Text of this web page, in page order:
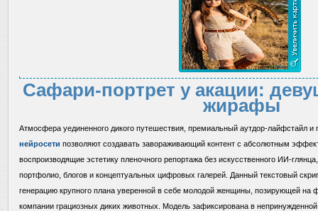
Сафари-портрет у акации:
жирафы
Атмосфера уединенного дикого путешествия, премиальный аутдор-лайфстайл и
нейросети позволяют создавать завораживающий контент с абсолютным
воспроизводящие эстетику пленочного репортажа без искусственного ИИ-
портфолио, блогов и концептуальных цифровых галерей. Данный текстовый
генерацию крупного плана уверенной в себе молодой женщины, позирующей на
компании грациозных диких животных. Модель зафиксирована в